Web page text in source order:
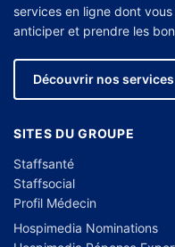
services en ligne dont
anticiper et prendre les
Découvrir nos services
SITES DU GROUPE
Staffsanté
Staffsocial
Profil Médecin
Hospimedia Nominations